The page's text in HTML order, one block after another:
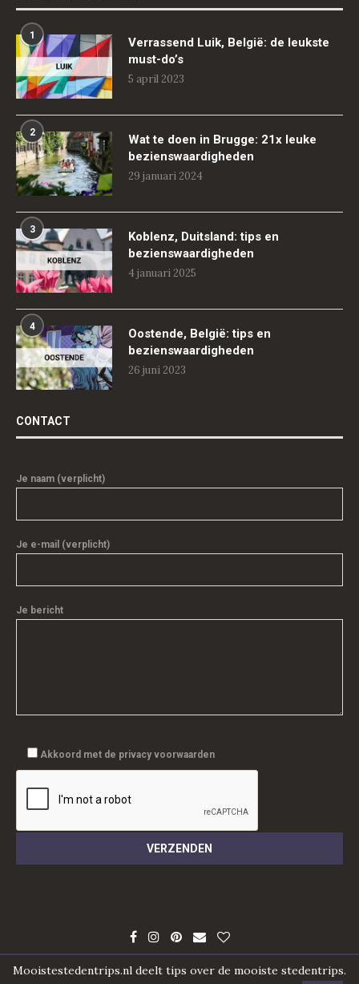
1
Verrassend Luik, België: de leukste
must-do’s
5 april 2023
2
Wat te doen in Brugge: 21x leuke
bezienswaardigheden
29 januari 2024
3
Koblenz, Duitsland: tips en
bezienswaardigheden
4 januari 2025
4
Oostende, België: tips en
bezienswaardigheden
26 juni 2023
CONTACT
Je naam (verplicht)
Je e-mail (verplicht)
Je bericht
Akkoord met de privacy voorwaarden
Mooistestedentrips.nl deelt tips over de mooiste stedentrips.